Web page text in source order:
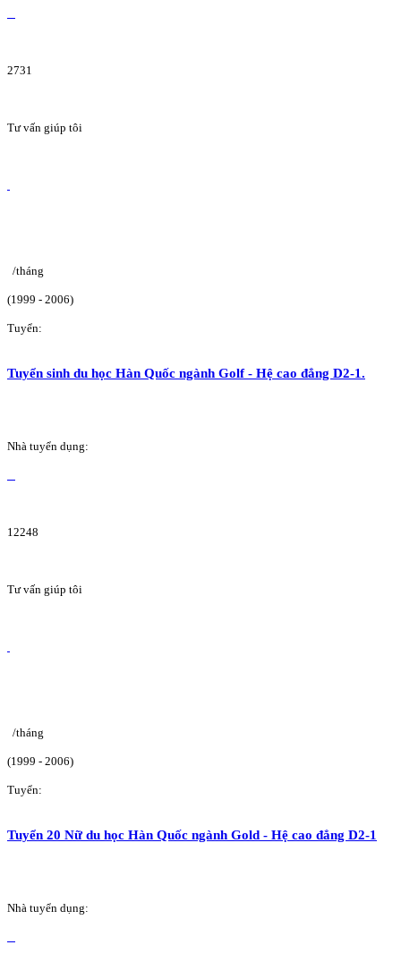
2731
Tư vấn giúp tôi
/tháng
(1999 - 2006)
Tuyển:
Tuyển sinh du học Hàn Quốc ngành Golf - Hệ cao đẳng D2-1.
Nhà tuyển dụng:
12248
Tư vấn giúp tôi
/tháng
(1999 - 2006)
Tuyển:
Tuyển 20 Nữ du học Hàn Quốc ngành Gold - Hệ cao đẳng D2-1
Nhà tuyển dụng: